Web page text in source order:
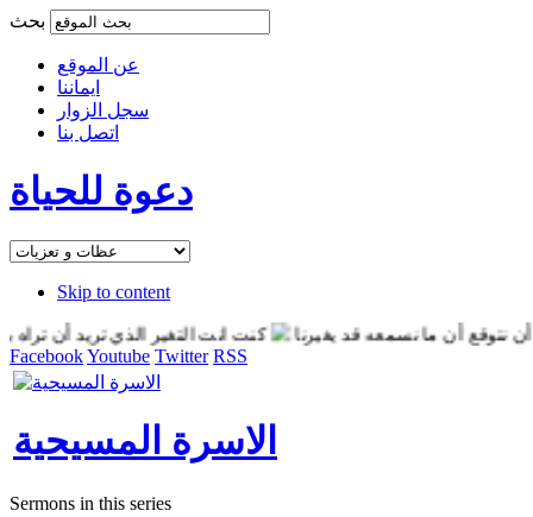
عن الموقع
ايماننا
سجل الزوار
اتصل بنا
دعوة للحياة
Skip to content
أن ما نسمعه قد يغيرنا
كنت انت التغير الذي تريد أن تراه
FacebookYoutube Twitter RSS
الاسرة المسيحية
Sermons in this series